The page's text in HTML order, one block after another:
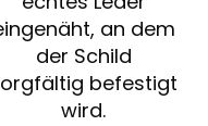
an dem
der Schild
befestigt
wird.